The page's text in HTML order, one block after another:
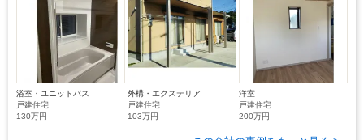
浴室・ユニットバス
戸建住宅
130万円
外構・エクステリア
戸建住宅
103万円
洋室
戸建住宅
200万円